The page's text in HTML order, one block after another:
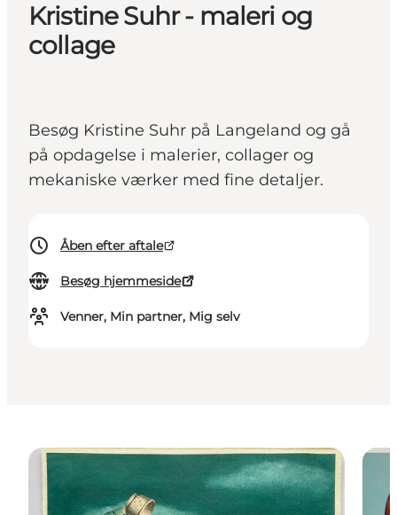
Kristine Suhr - maleri og
collage
Besøg Kristine Suhr på Langeland og gå
på opdagelse i malerier, collager og
mekaniske værker med fine detaljer.
Åben efter aftale
Besøg hjemmeside
Venner, Min partner, Mig selv